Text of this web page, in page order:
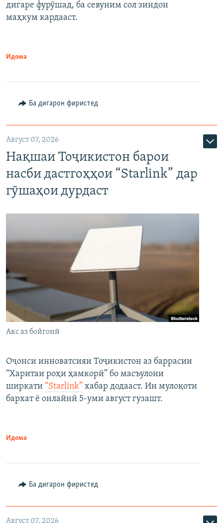
дигаре фурӯшад, ба севуним сол зиндон
маҳкум кардааст.
Идома
Ба дигарон фиристед
Август 07, 2026
Нақшаи Тоҷикистон барои
насби дастгоҳҳои “Starlink” дар
гӯшаҳои дурдаст
Акс аз бойгонӣ
Оҷонси инноватсияи Тоҷикистон аз баррасии
“Харитаи роҳи ҳамкорӣ” бо масъулони
ширкати “Starlink” хабар додааст. Ин мулоқоти
бархат ё онлайнӣ 5-уми август гузашт.
Идома
Ба дигарон фиристед
Август 07, 2026